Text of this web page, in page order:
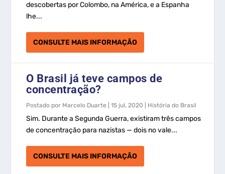
descobertas por Colombo, na América, e a Espanha
lhe...
CONSULTE MAIS INFORMAÇÃO
O Brasil já teve campos de
concentração?
Postado por Marcelo Duarte |15 jul, 2020 História do Brasil
Sim. Durante a Segunda Guerra, existiram três campos
de concentração para nazistas — dois no vale...
CONSULTE MAIS INFORMAÇÃO